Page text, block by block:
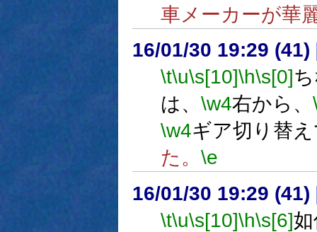
車メーカーが華
16/01/30 19:29 (41)
\t\u\s[10]\h\s[0]
は、 \w4右から、
\w4ギア切り替
た。 \e
16/01/30 19:29 (41)
\t\u\s[10]\h\s[6]